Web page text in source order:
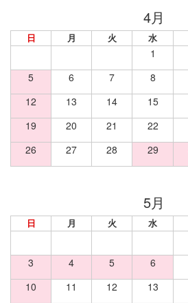
日 月 火 水
1
5
6 7 8
12
13 14 15
19
20 21 22
26
27 28 29
日 月 火 水
3
4 5 6
10
11 12 13